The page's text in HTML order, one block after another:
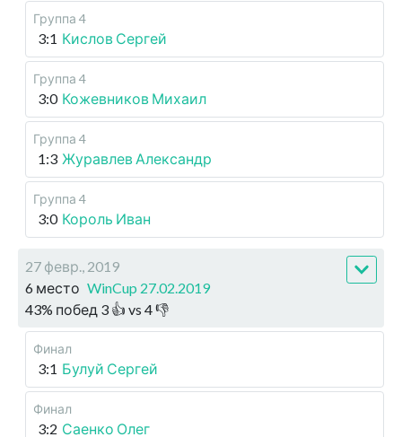
Группа 4
3:1 Кислов Сергей
Группа 4
3:0 Кожевников Михаил
Группа 4
1:3 Журавлев Александр
Группа 4
3:0 Король Иван
27 февр., 2019
6 место WinCup 27.02.2019
43% побед 3 👍 vs 4👎
Финал
3:1 Булуй Сергей
Финал
3:2 Саенко Олег